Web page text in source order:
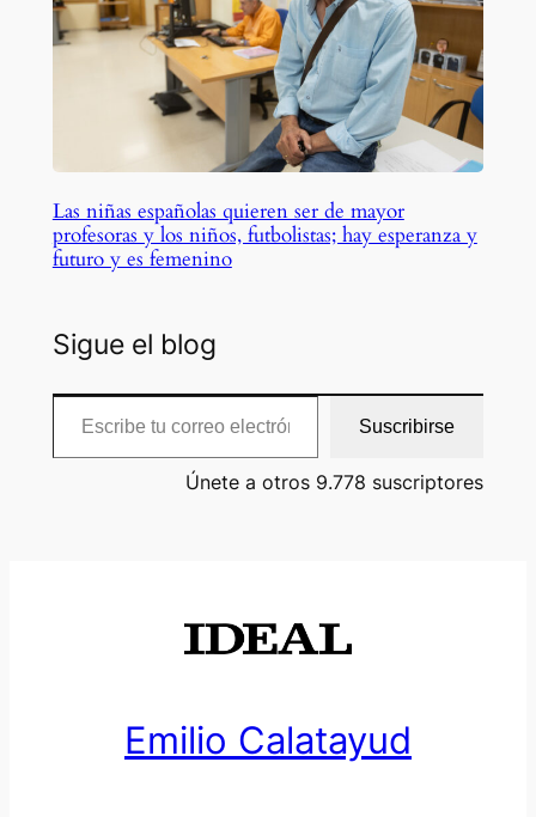
Las niñas españolas quieren ser de mayor
profesoras y los niños, futbolistas; hay esperanza y
futuro y es femenino
Sigue el blog
Escribe tu correo electrónico…
Suscribirse
Únete a otros 9.778 suscriptores
Emilio Calatayud